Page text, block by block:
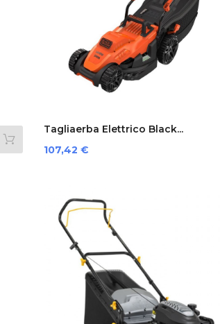
Tagliaerba Elettrico Black...
Prezzo
107,42 €